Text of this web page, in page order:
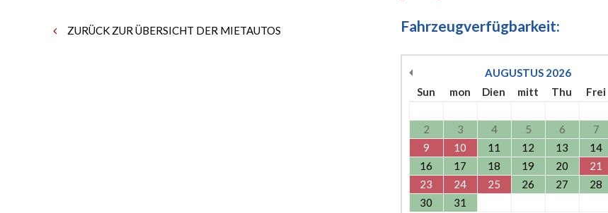
ZURÜCK ZUR ÜBERSICHT DER MIETAUTOS Fahrzeugverfügbarkeit:
AUGUSTUS 2026
Sun
mon Dien mitt Thu Frei
2
3 4 5 6 7
9
10 11 12 13 14
16
17 18 19 20 21
23
24 25 26 27 28
30
31